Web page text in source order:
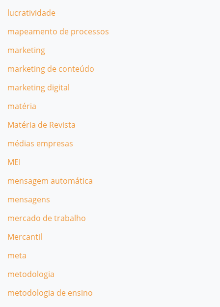
lucratividade
mapeamento de processos
marketing
marketing de conteúdo
marketing digital
matéria
Matéria de Revista
médias empresas
MEI
mensagem automática
mensagens
mercado de trabalho
Mercantil
meta
metodologia
metodologia de ensino